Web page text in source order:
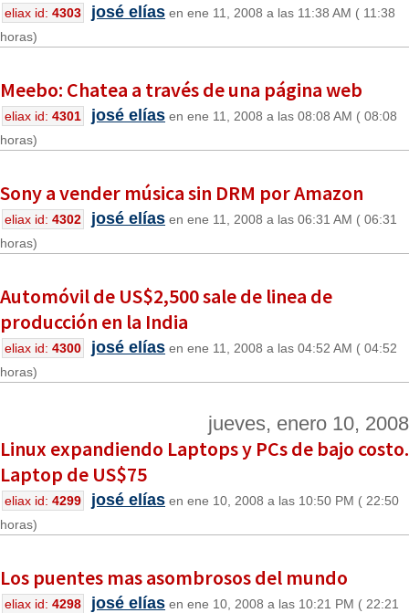
eliax id: 4303 josé elías en ene 11, 2008 a las 11:38 AM ( 11:38
horas)
Meebo: Chatea a través de una página web
eliax id: 4301 josé elías en ene 11, 2008 a las 08:08 AM ( 08:08
horas)
Sony a vender música sin DRM por Amazon
eliax id: 4302 josé elías en ene 11, 2008 a las 06:31 AM ( 06:31
horas)
Automóvil de US$2,500 sale de linea de
producción en la India
eliax id: 4300 josé elías en ene 11, 2008 a las 04:52 AM ( 04:52
horas)
jueves, enero 10, 2008
Linux expandiendo Laptops y PCs de bajo costo.
Laptop de US$75
eliax id: 4299 josé elías en ene 10, 2008 a las 10:50 PM ( 22:50
horas)
Los puentes mas asombrosos del mundo
eliax id: 4298 josé elías en ene 10, 2008 a las 10:21 PM ( 22:21